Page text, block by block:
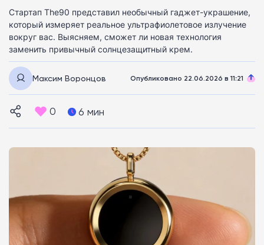
Стартап The90 представил необычный гаджет-украшение,
который измеряет реальное ультрафиолетовое излучение
вокруг вас. Выясняем, сможет ли новая технология
заменить привычный солнцезащитный крем.
Максим Воронцов Опубликовано 22.06.2026 в 11:21
0 6 мин